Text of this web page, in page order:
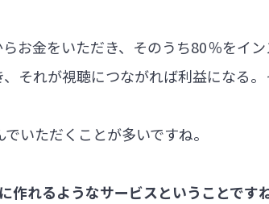
お金をいただき、そのうち80％をイ
それが視聴につながれば利益になる
いただくことが多いですね。
れるようなサービスということですね